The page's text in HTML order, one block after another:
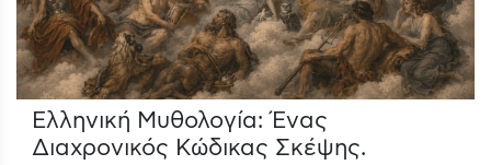
Ελληνική Μυθολογία: Ένας
Διαχρονικός Κώδικας Σκέψης.